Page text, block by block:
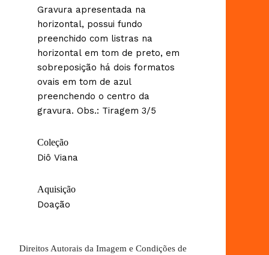
Gravura apresentada na
horizontal, possui fundo
preenchido com listras na
horizontal em tom de preto, em
sobreposição há dois formatos
ovais em tom de azul
preenchendo o centro da
gravura. Obs.: Tiragem 3/5
Coleção
Diô Viana
Aquisição
Doação
Direitos Autorais da Imagem e Condições de